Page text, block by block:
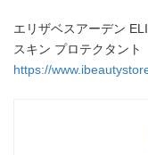
エリザベスアーデン
スキン プロテクタント
https://